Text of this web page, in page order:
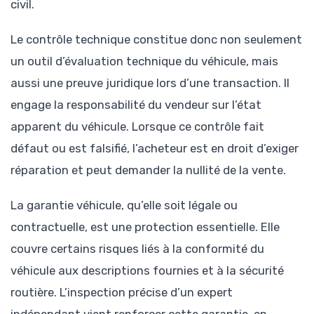
civil.
Le contrôle technique constitue donc non seulement
un outil d’évaluation technique du véhicule, mais
aussi une preuve juridique lors d’une transaction. Il
engage la responsabilité du vendeur sur l’état
apparent du véhicule. Lorsque ce contrôle fait
défaut ou est falsifié, l’acheteur est en droit d’exiger
réparation et peut demander la nullité de la vente.
La garantie véhicule, qu’elle soit légale ou
contractuelle, est une protection essentielle. Elle
couvre certains risques liés à la conformité du
véhicule aux descriptions fournies et à la sécurité
routière. L’inspection précise d’un expert